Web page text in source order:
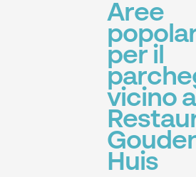
Aree
per il
vicino a
Huis